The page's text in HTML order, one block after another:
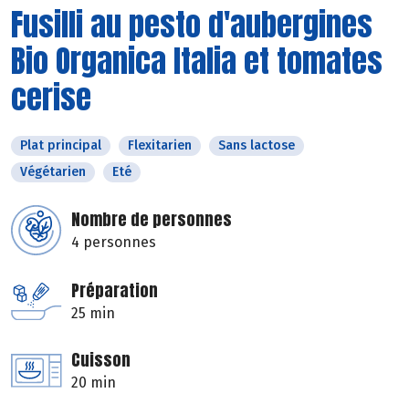
Fusilli au pesto d'aubergines
Bio Organica Italia et tomates
cerise
Plat principal Flexitarien
Sans lactose
Végétarien
Eté
Nombre de personnes
4 personnes
Préparation
25 min
Cuisson
20 min